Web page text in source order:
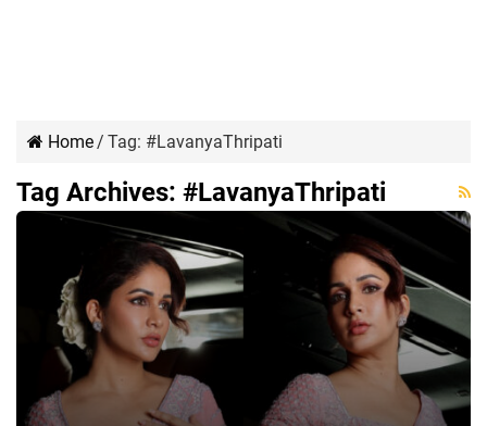
Home/ Tag: #LavanyaThripati
Tag Archives: #LavanyaThripati